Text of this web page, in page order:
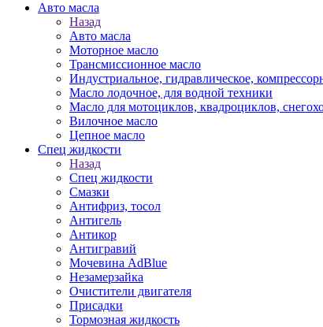
Авто масла
Назад
Авто масла
Моторное масло
Трансмиссионное масло
Индустриальное, гидравлическое,
Масло лодочное, для водной техники
Масло для мотоциклов, квадроциклов,
Вилочное масло
Цепное масло
Спец жидкости
Назад
Спец жидкости
Смазки
Антифриз, тосол
Антигель
Антикор
Антигравий
Мочевина AdBlue
Незамерзайка
Очистители двигателя
Присадки
Тормозная жидкость